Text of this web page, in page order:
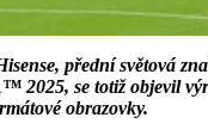
přední světová
se totiž objevil
obrazovky.